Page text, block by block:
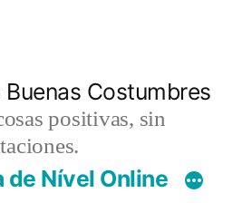
Buenas Costumbres
positivas, sin
de Nível Online